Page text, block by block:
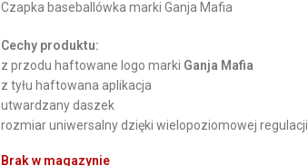
Czapka baseballówka marki Ganja Mafia
Cechy produktu:
z przodu haftowane logo marki Ganja Mafia
z tyłu haftowana aplikacja
utwardzany daszek
rozmiar uniwersalny dzięki wielopoziomowej regulacji
Brak w magazynie